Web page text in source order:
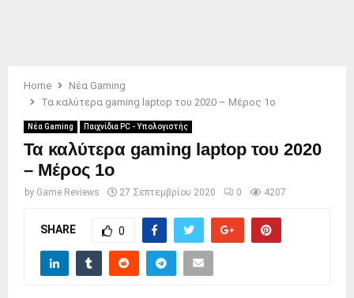
Home
Νέα Gaming
Τα καλύτερα gaming laptop του 2020 – Μέρος 1ο
Νέα Gaming Παιχνίδια PC - Υπολογιστής
Τα καλύτερα gaming laptop του 2020
– Μέρος 1ο
by Game Reviews 27 Σεπτεμβρίου 2020 0 4207
SHARE 0